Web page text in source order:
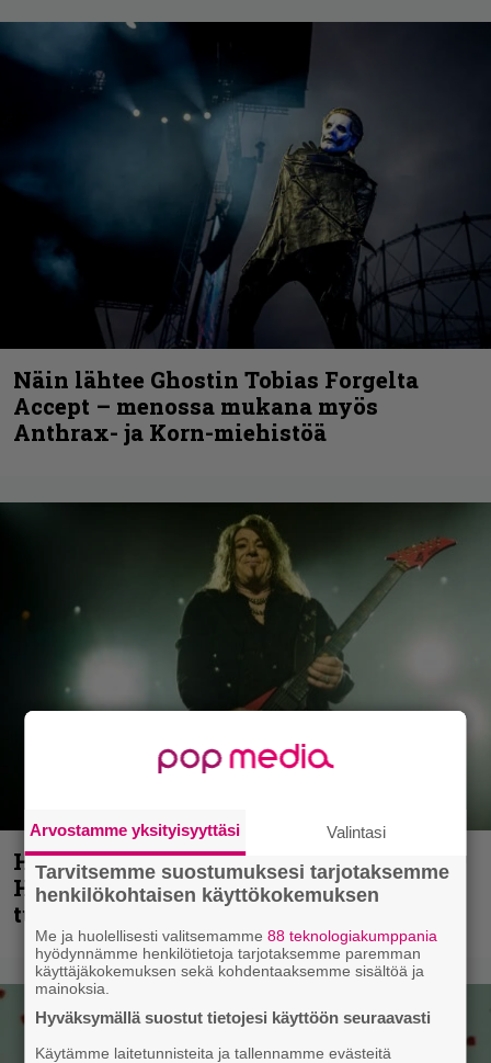
Näin lähtee Ghostin Tobias Forgelta
Accept – menossa mukana myös
Anthrax- ja Korn-miehistöä
Helloween- ja Gamma Ray -mies Kai
Hansen julkaisi uuden maistiaisen
tulevalta soololevyltä
Arvostamme yksityisyyttäsi Valintasi
Tarvitsemme suostumuksesi tarjotaksemme
henkilökohtaisen käyttökokemuksen
Me ja huolellisesti valitsemamme88 teknologiakumppania
hyödynnämme henkilötietoja tarjotaksemme paremman
käyttäjäkokemuksen sekä kohdentaaksemme sisältöä ja
mainoksia.
Hyväksymällä suostut tietojesi käyttöön seuraavasti
Käytämme laitetunnisteita ja tallennamme evästeitä